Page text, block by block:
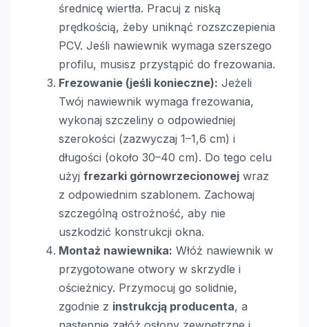
średnicę wiertła. Pracuj z niską
prędkością, żeby uniknąć rozszczepienia
PCV. Jeśli nawiewnik wymaga szerszego
profilu, musisz przystąpić do frezowania.
Frezowanie (jeśli konieczne): Jeżeli
Twój nawiewnik wymaga frezowania,
wykonaj szczeliny o odpowiedniej
szerokości (zazwyczaj 1–1,6 cm) i
długości (około 30–40 cm). Do tego celu
użyj frezarki górnowrzecionowej wraz
z odpowiednim szablonem. Zachowaj
szczególną ostrożność, aby nie
uszkodzić konstrukcji okna.
Montaż nawiewnika: Włóż nawiewnik w
przygotowane otwory w skrzydle i
ościeżnicy. Przymocuj go solidnie,
zgodnie z instrukcją producenta, a